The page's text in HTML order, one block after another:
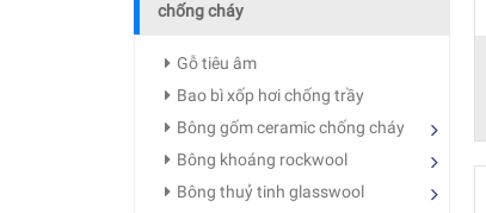
chống cháy
Gỗ tiêu âm
Bao bì xốp hơi chống trầy
Bông gốm ceramic chống cháy
Bông khoáng rockwool
Bông thuỷ tinh glasswool